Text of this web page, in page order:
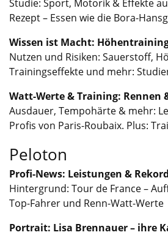
Studie: Sport, Motorik & Effekte
Rezept – Essen wie die Bora-
Wissen ist Macht:
Nutzen und Risiken: Sauerstoff,
Trainingseffekte und mehr:
Watt-Werte & Training: Rennen
Ausdauer, Tempohärte & mehr:
Profis von Paris-Roubaix. Plus:
Peloton
Profi-News: Leistungen &
Hintergrund: Tour de France –
Top-Fahrer und Renn-Watt-Werte
Portrait: Lisa Brennauer – ihre